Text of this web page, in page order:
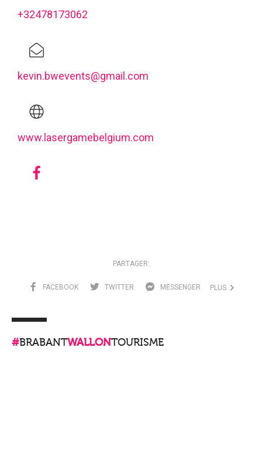
+32478173062
kevin.bwevents@gmail.com
www.lasergamebelgium.com
PARTAGER:
FACEBOOK TWITTER MESSENGER PLUS
#BRABANTWALLONTOURISME